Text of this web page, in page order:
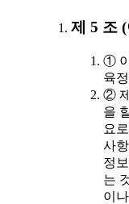
제 5 조
①
육
②
을
요
사
정
는
이